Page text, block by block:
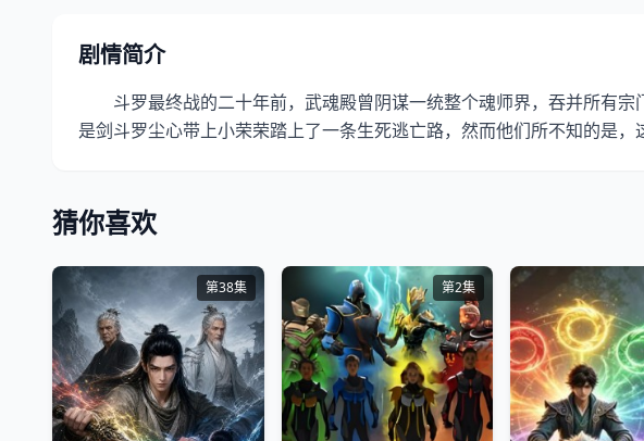
剧情简介
斗罗最终战的二十年前，武魂殿曾阴谋一统整个魂师界，吞并所有宗
是剑斗罗尘心带上小荣荣踏上了一条生死逃亡路，然而他们所不知的是
猜你喜欢
第38集 第2集